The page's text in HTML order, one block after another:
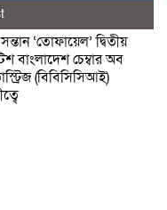
‘তোফায়েল’ দ্বিতীয়
বাংলাদেশ চেম্বার অব
(বিবিসিসিআই)